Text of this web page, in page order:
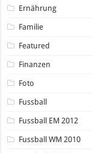
Ernährung
Familie
Featured
Finanzen
Foto
Fussball
Fussball EM 2012
Fussball WM 2010